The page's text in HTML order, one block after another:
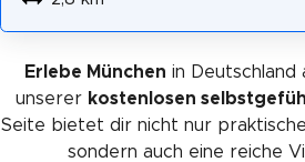
Erlebe München in Deutschland
unserer kostenlosen
Seite bietet dir nicht nur
sondern auch eine reiche